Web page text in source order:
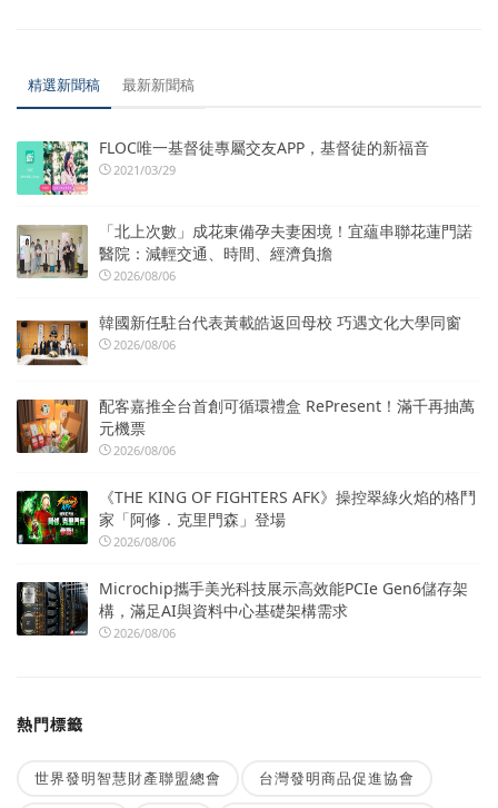
精選新聞稿 最新新聞稿
FLOC唯一基督徒專屬交友APP，基督徒的新福音
2021/03/29
「北上次數」成花東備孕夫妻困境！宜蘊串聯花蓮門諾
醫院：減輕交通、時間、經濟負擔
2026/08/06
韓國新任駐台代表黃載皓返回母校 巧遇文化大學同窗
2026/08/06
配客嘉推全台首創可循環禮盒 RePresent！滿千再抽萬
元機票
2026/08/06
《THE KING OF FIGHTERS AFK》操控翠綠火焰的格鬥
家「阿修．克里門森」登場
2026/08/06
Microchip攜手美光科技展示高效能PCIe Gen6儲存架
構，滿足AI與資料中心基礎架構需求
2026/08/06
熱門標籤
世界發明智慧財產聯盟總會 台灣發明商品促進協會